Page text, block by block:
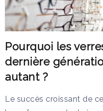
Pourquoi les
dernière
autant ?
Le succès croissant de